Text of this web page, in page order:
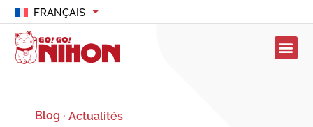
FRANÇAIS
Blog · Actualités